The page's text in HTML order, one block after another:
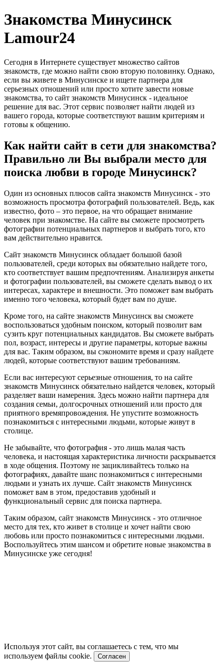
Знакомства Минусинск
Lamour24
Сегодня в Интернете существует множество сайтов
знакомств, где можно найти свою вторую половинку. Однако,
если вы живете в Минусинске и ищете партнера для
серьезных отношений или просто хотите завести новые
знакомства, то сайт знакомств Минусинск - идеальное
решение для вас. Этот сервис позволяет найти людей из
вашего города, которые соответствуют вашим критериям и
готовы к общению.
Как найти сайт в сети для знакомства?
Правильно ли Вы выбрали место для
поиска любви в городе Минусинск?
Один из основных плюсов сайта знакомств Минусинск - это
возможность просмотра фотографий пользователей. Ведь, как
известно, фото – это первое, на что обращает внимание
человек при знакомстве. На сайте вы сможете просмотреть
фотографии потенциальных партнеров и выбрать того, кто
вам действительно нравится.
Сайт знакомств Минусинск обладает большой базой
пользователей, среди которых вы обязательно найдете того,
кто соответствует вашим предпочтениям. Анализируя анкеты
и фотографии пользователей, вы сможете сделать вывод о их
интересах, характере и внешности. Это поможет вам выбрать
именно того человека, который будет вам по душе.
Кроме того, на сайте знакомств Минусинск вы сможете
воспользоваться удобным поиском, который позволит вам
сузить круг потенциальных кандидатов. Вы сможете выбрать
пол, возраст, интересы и другие параметры, которые важны
для вас. Таким образом, вы сэкономите время и сразу найдете
людей, которые соответствуют вашим требованиям.
Если вас интересуют серьезные отношения, то на сайте
знакомств Минусинск обязательно найдется человек, который
разделяет ваши намерения. Здесь можно найти партнера для
создания семьи, долгосрочных отношений или просто для
приятного времяпровождения. Не упустите возможность
познакомиться с интересными людьми, которые живут в
столице.
Не забывайте, что фотография - это лишь малая часть
человека, и настоящая характеристика личности раскрывается
в ходе общения. Поэтому не зацикливайтесь только на
фотографиях, давайте шанс познакомиться с интересными
людьми и узнать их лучше. Сайт знакомств Минусинск
поможет вам в этом, предоставив удобный и
функциональный сервис для поиска партнера.
Таким образом, сайт знакомств Минусинск - это отличное
место для тех, кто живет в столице и хочет найти свою
любовь или просто познакомиться с интересными людьми.
Воспользуйтесь этим шансом и обретите новые знакомства в
Минусинске уже сегодня!
Используя этот сайт, вы соглашаетесь с тем, что мы
используем файлы cookie.
Согласен